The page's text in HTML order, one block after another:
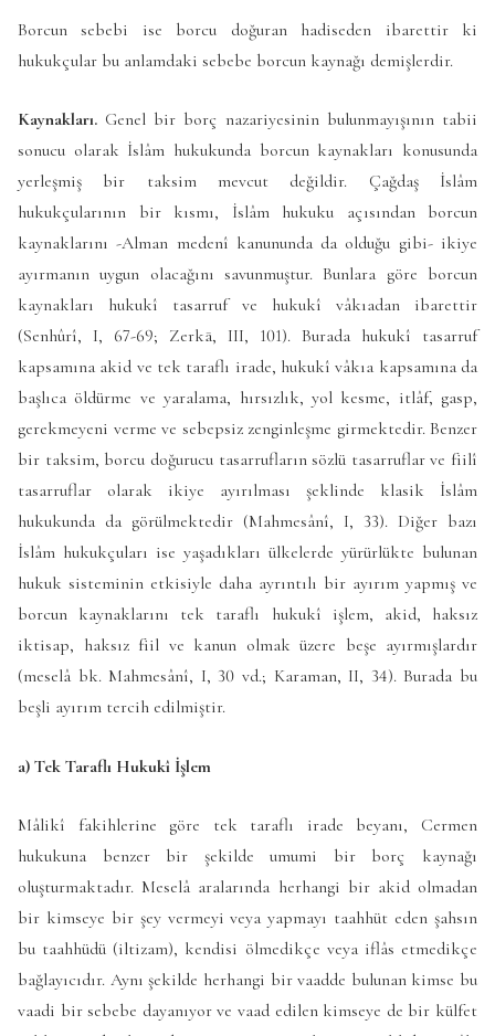
Borcun sebebi ise borcu doğuran hadiseden ibarettir ki
hukukçular bu anlamdaki sebebe borcun kaynağı demişlerdir.
Kaynakları. Genel bir borç nazariyesinin bulunmayışının tabii
sonucu olarak İslâm hukukunda borcun kaynakları konusunda
yerleşmiş bir taksim mevcut değildir. Çağdaş İslâm
hukukçularının bir kısmı, İslâm hukuku açısından borcun
kaynaklarını -Alman medenî kanununda da olduğu gibi- ikiye
ayırmanın uygun olacağını savunmuştur. Bunlara göre borcun
kaynakları hukukî tasarruf ve hukukî vâkıadan ibarettir
(Senhûrî, I, 67-69; Zerkā, III, 101). Burada hukukî tasarruf
kapsamına akid ve tek taraflı irade, hukukî vâkıa kapsamına da
başlıca öldürme ve yaralama, hırsızlık, yol kesme, itlâf, gasp,
gerekmeyeni verme ve sebepsiz zenginleşme girmektedir. Benzer
bir taksim, borcu doğurucu tasarrufların sözlü tasarruflar ve fiilî
tasarruflar olarak ikiye ayırılması şeklinde klasik İslâm
hukukunda da görülmektedir (Mahmesânî, I, 33). Diğer bazı
İslâm hukukçuları ise yaşadıkları ülkelerde yürürlükte bulunan
hukuk sisteminin etkisiyle daha ayrıntılı bir ayırım yapmış ve
borcun kaynaklarını tek taraflı hukukî işlem, akid, haksız
iktisap, haksız fiil ve kanun olmak üzere beşe ayırmışlardır
(meselâ bk. Mahmesânî, I, 30 vd.; Karaman, II, 34). Burada bu
beşli ayırım tercih edilmiştir.
a) Tek Taraflı Hukukî İşlem
Mâlikî fakihlerine göre tek taraflı irade beyanı, Cermen
hukukuna benzer bir şekilde umumi bir borç kaynağı
oluşturmaktadır. Meselâ aralarında herhangi bir akid olmadan
bir kimseye bir şey vermeyi veya yapmayı taahhüt eden şahsın
bu taahhüdü (iltizam), kendisi ölmedikçe veya iflâs etmedikçe
bağlayıcıdır. Aynı şekilde herhangi bir vaadde bulunan kimse bu
vaadi bir sebebe dayanıyor ve vaad edilen kimseye de bir külfet